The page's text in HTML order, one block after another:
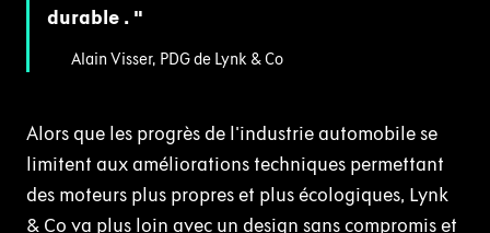
durable .
Alain Visser, PDG de Lynk & Co
Alors que les progrès de l'industrie automobile se
limitent aux améliorations techniques permettant
des moteurs plus propres et plus écologiques, Lynk
& Co va plus loin avec un design sans compromis et